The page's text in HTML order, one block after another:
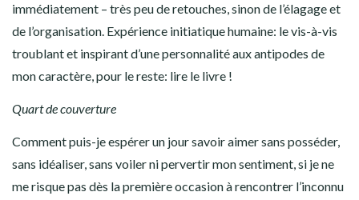
immédiatement – très peu de retouches, sinon de l’élagage et
de l’organisation. Expérience initiatique humaine: le vis-à-vis
troublant et inspirant d’une personnalité aux antipodes de
mon caractère, pour le reste: lire le livre !
Quart de couverture
Comment puis-je espérer un jour savoir aimer sans posséder,
sans idéaliser, sans voiler ni pervertir mon sentiment, si je ne
me risque pas dès la première occasion à rencontrer l’inconnu